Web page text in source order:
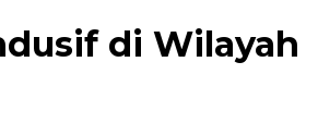
di Wilayah